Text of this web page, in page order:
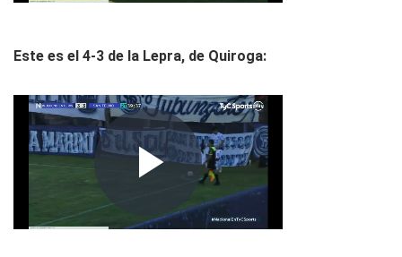
Este es el 4-3 de la Lepra, de Quiroga: